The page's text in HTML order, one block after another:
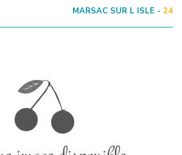
MARSAC SUR L ISLE - 24